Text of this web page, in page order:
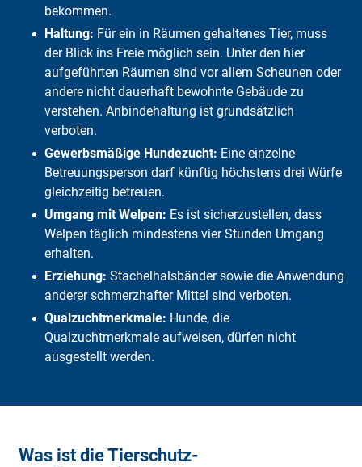
bekommen.
Haltung: Für ein in Räumen gehaltenes Tier, muss
der Blick ins Freie möglich sein. Unter den hier
aufgeführten Räumen sind vor allem Scheunen oder
andere nicht dauerhaft bewohnte Gebäude zu
verstehen. Anbindehaltung ist grundsätzlich
verboten.
Gewerbsmäßige Hundezucht: Eine einzelne
Betreuungsperson darf künftig höchstens drei Würfe
gleichzeitig betreuen.
Umgang mit Welpen: Es ist sicherzustellen, dass
Welpen täglich mindestens vier Stunden Umgang
erhalten.
Erziehung: Stachelhalsbänder sowie die Anwendung
anderer schmerzhafter Mittel sind verboten.
Qualzuchtmerkmale: Hunde, die
Qualzuchtmerkmale aufweisen, dürfen nicht
ausgestellt werden.
Was ist die Tierschutz-